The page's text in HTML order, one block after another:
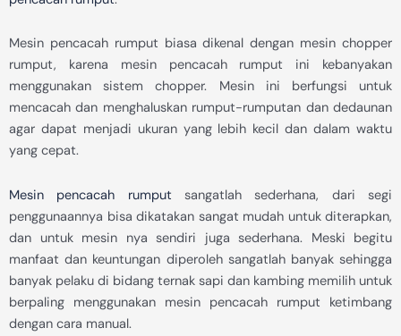
Mesin pencacah rumput biasa dikenal dengan mesin chopper
rumput, karena mesin pencacah rumput ini kebanyakan
menggunakan sistem chopper. Mesin ini berfungsi untuk
mencacah dan menghaluskan rumput-rumputan dan dedaunan
agar dapat menjadi ukuran yang lebih kecil dan dalam waktu
yang cepat.
Mesin pencacah rumput sangatlah sederhana, dari segi
penggunaannya bisa dikatakan sangat mudah untuk diterapkan,
dan untuk mesin nya sendiri juga sederhana. Meski begitu
manfaat dan keuntungan diperoleh sangatlah banyak sehingga
banyak pelaku di bidang ternak sapi dan kambing memilih untuk
berpaling menggunakan mesin pencacah rumput ketimbang
dengan cara manual.